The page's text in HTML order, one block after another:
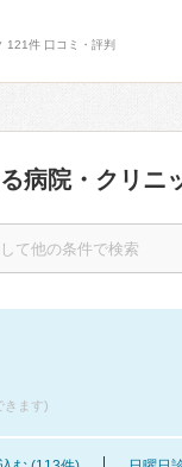
121件 口コミ・評判
病院・クリニ
きます)